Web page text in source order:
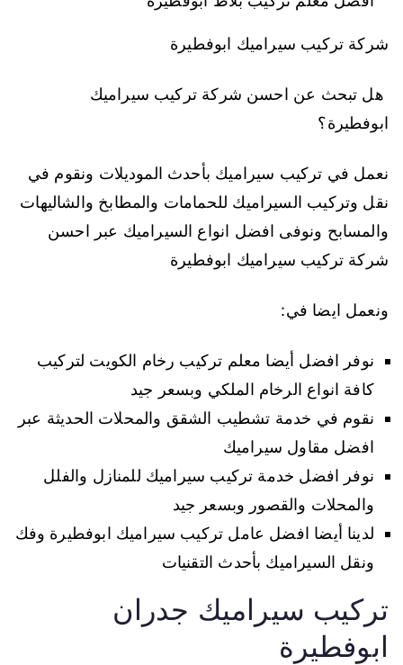
شركة تركيب سيراميك ابوفطيرة
هل تبحث عن احسن شركة تركيب سيراميك
ابوفطيرة؟
نعمل في تركيب سيراميك بأحدث الموديلات ونقوم في
نقل وتركيب السيراميك للحمامات والمطابخ والشاليهات
والمسابح ونوفى افضل انواع السيراميك عبر احسن
شركة تركيب سيراميك ابوفطيرة
ونعمل ايضا في:
نوفر افضل أيضا معلم تركيب رخام الكويت لتركيب
كافة انواع الرخام الملكي وبسعر جيد
نقوم في خدمة تشطيب الشقق والمحلات الحديثة عبر
افضل مقاول سيراميك
نوفر افضل خدمة تركيب سيراميك للمنازل والفلل
والمحلات والقصور وبسعر جيد
لدينا أيضا افضل عامل تركيب سيراميك ابوفطيرة وفك
ونقل السيراميك بأحدث التقنيات
تركيب سيراميك جدران
ابوفطيرة